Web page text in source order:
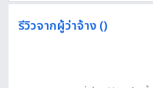
รีวิวจากผู้ว่าจ้าง ()